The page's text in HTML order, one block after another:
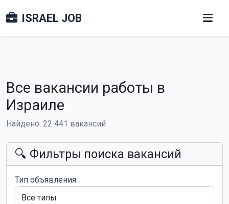
ISRAEL JOB
Все вакансии работы в
Израиле
Найдено: 22 441 вакансий
🔍 Фильтры поиска вакансий
Тип объявления: